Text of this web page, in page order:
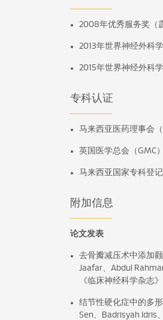
2008年优秀服务奖（
2013年世界神经外科
2015年世界神经外科
专科认证
马来西亚医药理事会（
英国医学总会（GMC）
马来西亚国家专科登记
附加信息
论文发表
去骨瓣减压术中添加
Jaafar、Abdul
《临床神经科学杂志
结节性硬化症中的多
Sen、Badrisyah Idris